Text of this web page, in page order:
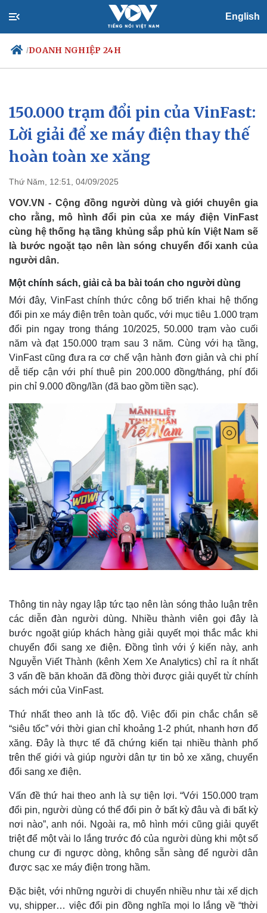
English
/DOANH NGHIỆP 24H
Chính trị
Đảng
Tổ chức nhân sự
Quốc hội
Xã hội
Tin 24h
Dự báo thời tiết
Giáo dục
Dấu ấn VOV
Thế giới
Quan sát
Multimedia
Video
150.000 trạm đổi pin của VinFast:
Lời giải để xe máy điện thay thế
hoàn toàn xe xăng
Thứ Năm, 12:51, 04/09/2025
VOV.VN - Cộng đồng người dùng và giới chuyên gia
cho rằng, mô hình đổi pin của xe máy điện VinFast
cùng hệ thống hạ tầng khủng sắp phủ kín Việt Nam sẽ
là bước ngoặt tạo nên làn sóng chuyển đổi xanh của
người dân.
Một chính sách, giải cả ba bài toán cho người dùng
Mới đây, VinFast chính thức công bố triển khai hệ thống
đổi pin xe máy điện trên toàn quốc, với mục tiêu 1.000 trạm
đổi pin ngay trong tháng 10/2025, 50.000 trạm vào cuối
năm và đạt 150.000 trạm sau 3 năm. Cùng với hạ tầng,
VinFast cũng đưa ra cơ chế vận hành đơn giản và chi phí
dễ tiếp cận với phí thuê pin 200.000 đồng/tháng, phí đổi
pin chỉ 9.000 đồng/lần (đã bao gồm tiền sạc).
Thông tin này ngay lập tức tạo nên làn sóng thảo luận trên
các diễn đàn người dùng. Nhiều thành viên gọi đây là
bước ngoặt giúp khách hàng giải quyết mọi thắc mắc khi
chuyển đổi sang xe điện. Đồng tình với ý kiến này, anh
Nguyễn Viết Thành (kênh Xem Xe Analytics) chỉ ra ít nhất
3 vấn đề băn khoăn đã đồng thời được giải quyết từ chính
sách mới của VinFast.
Thứ nhất theo anh là tốc độ. Việc đổi pin chắc chắn sẽ
“siêu tốc” với thời gian chỉ khoảng 1-2 phút, nhanh hơn đổ
xăng. Đây là thực tế đã chứng kiến tại nhiều thành phố
trên thế giới và giúp người dân tự tin bỏ xe xăng, chuyển
đổi sang xe điện.
Vấn đề thứ hai theo anh là sự tiện lợi. “Với 150.000 trạm
đổi pin, người dùng có thể đổi pin ở bất kỳ đâu và đi bất kỳ
nơi nào”, anh nói. Ngoài ra, mô hình mới cũng giải quyết
triệt để một vài lo lắng trước đó của người dùng khi một số
chung cư đi ngược dòng, không sẵn sàng để người dân
được sạc xe máy điện trong hầm.
Đặc biệt, với những người di chuyển nhiều như tài xế dịch
vụ, shipper… việc đổi pin đồng nghĩa mọi lo lắng về “thời